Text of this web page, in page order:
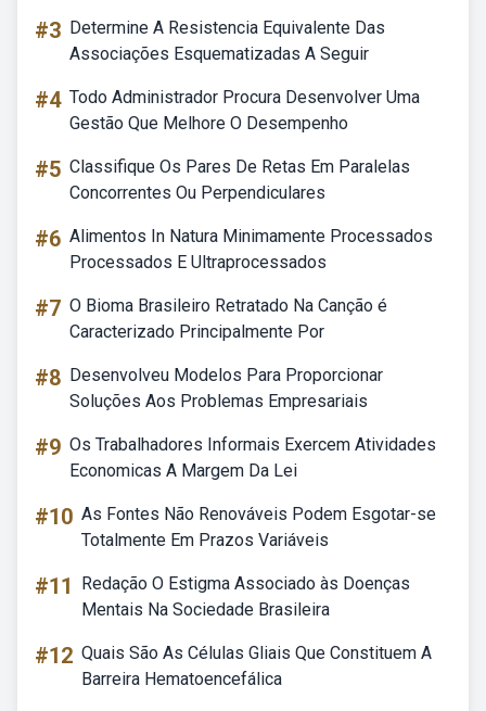
#3 Determine A Resistencia Equivalente Das
Associações Esquematizadas A Seguir
#4 Todo Administrador Procura Desenvolver Uma
Gestão Que Melhore O Desempenho
#5 Classifique Os Pares De Retas Em Paralelas
Concorrentes Ou Perpendiculares
#6 Alimentos In Natura Minimamente Processados
Processados E Ultraprocessados
#7 O Bioma Brasileiro Retratado Na Canção é
Caracterizado Principalmente Por
#8 Desenvolveu Modelos Para Proporcionar
Soluções Aos Problemas Empresariais
#9 Os Trabalhadores Informais Exercem Atividades
Economicas A Margem Da Lei
#10 As Fontes Não Renováveis Podem Esgotar-se
Totalmente Em Prazos Variáveis
#11
Redação O Estigma Associado às Doenças
Mentais Na Sociedade Brasileira
#12 Quais São As Células Gliais Que Constituem A
Barreira Hematoencefálica